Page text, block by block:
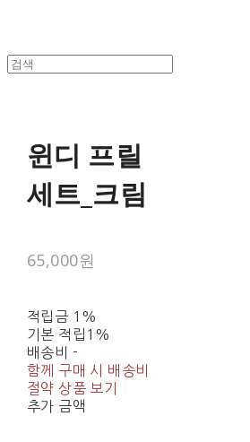
윈디 프릴
세트_크림
65,000원
적립금 1%
기본 적립 1%
배송비 -
함께 구매 시 배송비
절약 상품 보기
추가 금액